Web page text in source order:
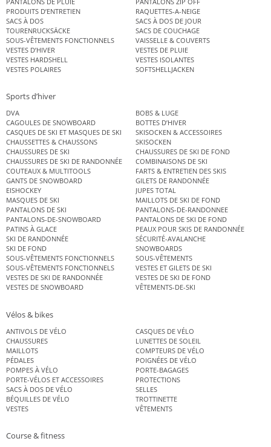
PRODUITS D’ENTRETIEN
RAQUETTES-A-NEIGE
SACS À DOS
SACS À DOS DE JOUR
TOURENRUCKSÄCKE
SACS DE COUCHAGE
SOUS-VÊTEMENTS FONCTIONNELS
VAISSELLE & COUVERTS
VESTES D’HIVER
VESTES DE PLUIE
VESTES HARDSHELL
VESTES ISOLANTES
VESTES POLAIRES
SOFTSHELLJACKEN
Sports d’hiver
DVA
BOBS & LUGE
CAGOULES DE SNOWBOARD
BOTTES D’HIVER
CASQUES DE SKI ET MASQUES DE SKI
SKISOCKEN & ACCESSOIRES
CHAUSSETTES & CHAUSSONS
SKISOCKEN
CHAUSSURES DE SKI
CHAUSSURES DE SKI DE FOND
CHAUSSURES DE SKI DE RANDONNÉE
COMBINAISONS DE SKI
COUTEAUX & MULTITOOLS
FARTS & ENTRETIEN DES SKIS
GANTS DE SNOWBOARD
GILETS DE RANDONNÉE
EISHOCKEY
JUPES TOTAL
MASQUES DE SKI
MAILLOTS DE SKI DE FOND
PANTALONS DE SKI
PANTALONS-DE-RANDONNEE
PANTALONS-DE-SNOWBOARD
PANTALONS DE SKI DE FOND
PATINS À GLACE
PEAUX POUR SKIS DE RANDONNÉE
SKI DE RANDONNÉE
SÉCURITÉ-AVALANCHE
SKI DE FOND
SNOWBOARDS
SOUS-VÊTEMENTS FONCTIONNELS
SOUS-VÊTEMENTS
SOUS-VÊTEMENTS FONCTIONNELS
VESTES ET GILETS DE SKI
VESTES DE SKI DE RANDONNÉE
VESTES DE SKI DE FOND
VESTES DE SNOWBOARD
VÊTEMENTS-DE-SKI
Vélos & bikes
ANTIVOLS DE VÉLO
CASQUES DE VÉLO
CHAUSSURES
LUNETTES DE SOLEIL
MAILLOTS
COMPTEURS DE VÉLO
PÉDALES
POIGNÉES DE VÉLO
POMPES À VÉLO
PORTE-BAGAGES
PORTE-VÉLOS ET ACCESSOIRES
PROTECTIONS
SACS À DOS DE VÉLO
SELLES
BÉQUILLES DE VÉLO
TROTTINETTE
VESTES
VÊTEMENTS
Course & fitness